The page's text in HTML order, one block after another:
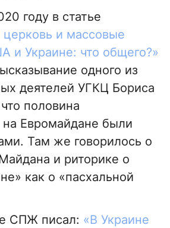
году в статье
церковь и массовые
и Украине: что общего?»
одного из
деятелей УГКЦ Бориса
половина
Евромайдане были
Там же говорилось о
и риторике о
как о «пасхальной
СПЖ писал: «В Украине